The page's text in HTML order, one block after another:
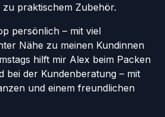
praktischem Zubehör.
persönlich – mit viel
Nähe zu meinen Kundinnen
hilft mir Alex beim Packen
bei der Kundenberatung – mit
und einem freundlichen